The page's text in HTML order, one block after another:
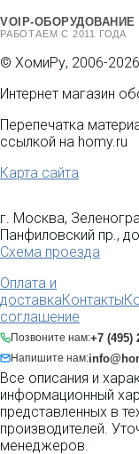
VOIP-ОБОРУДОВАНИЕ
РАБОТАЕМ С 2011 ГОДА
© ХомиРу, 2006-2026
Интернет магазин
Перепечатка
ссылкой на homy.ru
Карта сайта
г. Москва,
Панфиловский пр.,
Схема проезда
Оплата и
доставкаКонтакты
соглашение
Позвоните нам:+7 (495)
Напишите нам:
Все описания и
информационный
представленных в
производителей.
менеджеров.